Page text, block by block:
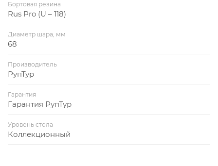
Бортовая резина
Rus Pro (U – 118)
Диаметр шара, мм
68
Производитель
РупТур
Гарантия
Гарантия РупТур
Уровень стола
Коллекционный